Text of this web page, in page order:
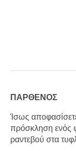
ΠΑΡΘΕΝΟΣ
Ίσως
πρόσκληση ενός
ραντεβού στα